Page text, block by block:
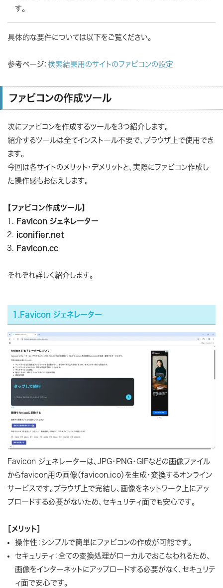
す。
具体的な要件については以下をご覧ください。
参考ページ： 検索結果用のサイトのファビコンの設定
ファビコンの作成ツール
次にファビコンを作成するツールを3つ紹介します。
紹介するツールは全てインストール不要で、ブラウザ上で使用でき
ます。
今回は各サイトのメリット・デメリットと、実際にファビコン作成し
た操作感もお伝えします。
【ファビコン作成ツール】
Favicon ジェネレーター
iconifier.net
Favicon.cc
それぞれ詳しく紹介します。
1.Favicon ジェネレーター
Favicon ジェネレーターは、JPG・PNG・GIFなどの画像ファイル
からfavicon用の画像（favicon.ico）を生成・変換するオンライン
サービスです。ブラウザ上で完結し、画像をネットワーク上にアッ
プロードする必要がないため、セキュリティ面でも安心です。
［メリット］
操作性：シンプルで簡単にファビコンの作成が可能です。
セキュリティ：全ての変換処理がローカルでおこなわれるため、
画像をインターネットにアップロードする必要がなく、セキュリテ
ィ面で安心です。